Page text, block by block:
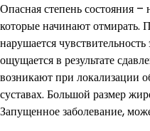
Опасная степень состояния –
которые начинают отмирать.
нарушается
ощущается в результате
возникают при локализации
суставах. Большой размер
Запущенное заболевание,